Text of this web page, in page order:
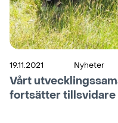
19.11.2021 Nyheter
Vårt
fortsätter tillsvidare